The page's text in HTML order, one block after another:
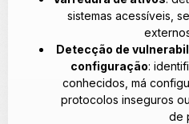
sistemas acessíveis,
Detecção de
configuração:
conhecidos, má
protocolos inseguros
de